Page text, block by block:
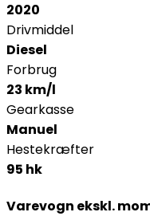
2020
Drivmiddel
Diesel
Forbrug
23 km/l
Gearkasse
Manuel
Hestekræfter
95 hk
Varevogn ekskl.